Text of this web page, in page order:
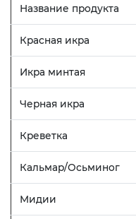
Название продукта
Красная икра
Икра минтая
Черная икра
Креветка
Кальмар/Осьминог
Мидии